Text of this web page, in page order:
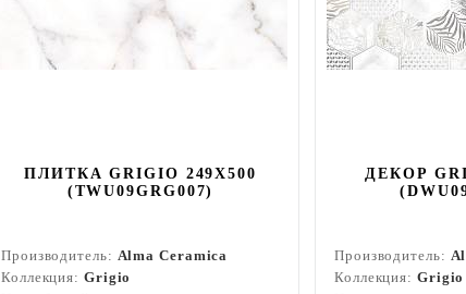
ПЛИТКА GRIGIO 249X500
(TWU09GRG007)
Производитель: Alma Ceramica
Коллекция: Grigio
ДЕКОР
Производитель:
Коллекция: Grigio